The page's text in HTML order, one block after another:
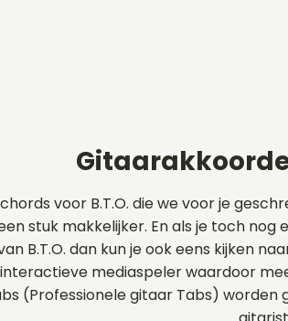
voor B.T.O. die we voor je
stuk makkelijker. En als je toch
B.T.O. dan kun je ook eens kijken
mediaspeler waardoor
(Professionele gitaar Tabs)